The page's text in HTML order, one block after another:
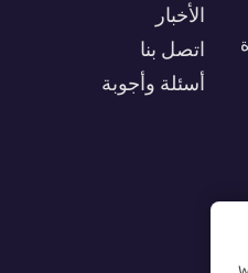
الأخبار
اتصل بنا
أسئلة وأجوبة